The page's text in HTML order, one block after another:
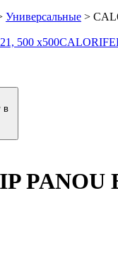
Универсальные >
500 x500
в
PANOU